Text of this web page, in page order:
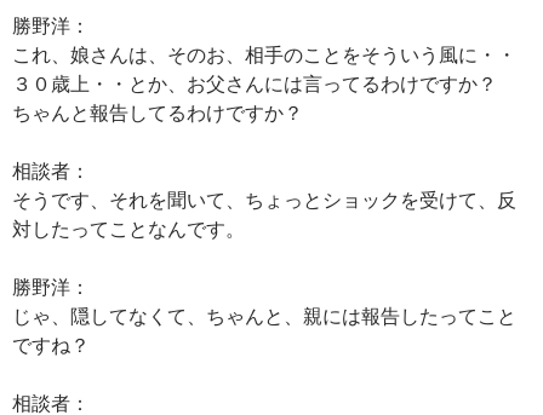
勝野洋：
これ、娘さんは、そのお、相手のことをそういう風に・・
３０歳上・・とか、お父さんには言ってるわけですか？
ちゃんと報告してるわけですか？
相談者：
そうです、それを聞いて、ちょっとショックを受けて、反
対したってことなんです。
勝野洋：
じゃ、隠してなくて、ちゃんと、親には報告したってこと
ですね？
相談者：